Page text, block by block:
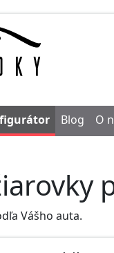
Blog O
Vášho auta.